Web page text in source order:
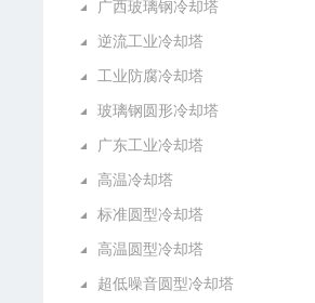
广西玻璃钢冷却塔
逆流工业冷却塔
工业防腐冷却塔
玻璃钢圆形冷却塔
广东工业冷却塔
高温冷却塔
标准圆型冷却塔
高温圆型冷却塔
超低噪音圆型冷却塔